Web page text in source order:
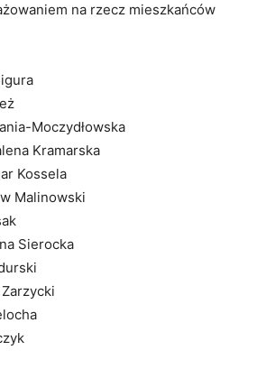
na rzecz mieszkańców
Moczydłowska
Kramarska
Kossela
Malinowski
Sierocka